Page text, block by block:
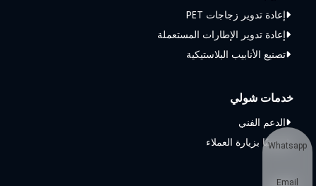
إعادة تدوير زجاجات PET
إعادة تدوير الإطارات المستعملة
تصنيع الأنابيب البلاستيكية
خدمات شولي
الدعم الفني
مرحبًا بزيارة العملاءWhatsapp
Email